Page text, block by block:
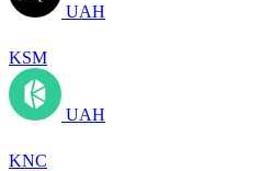
UAH
KSM
UAH
KNC